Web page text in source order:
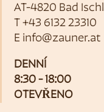
AT-4820 Bad Ischl
T +43 6132 23310
E info@zauner.at
DENNÍ
8:30 - 18:00
OTEVŘENO